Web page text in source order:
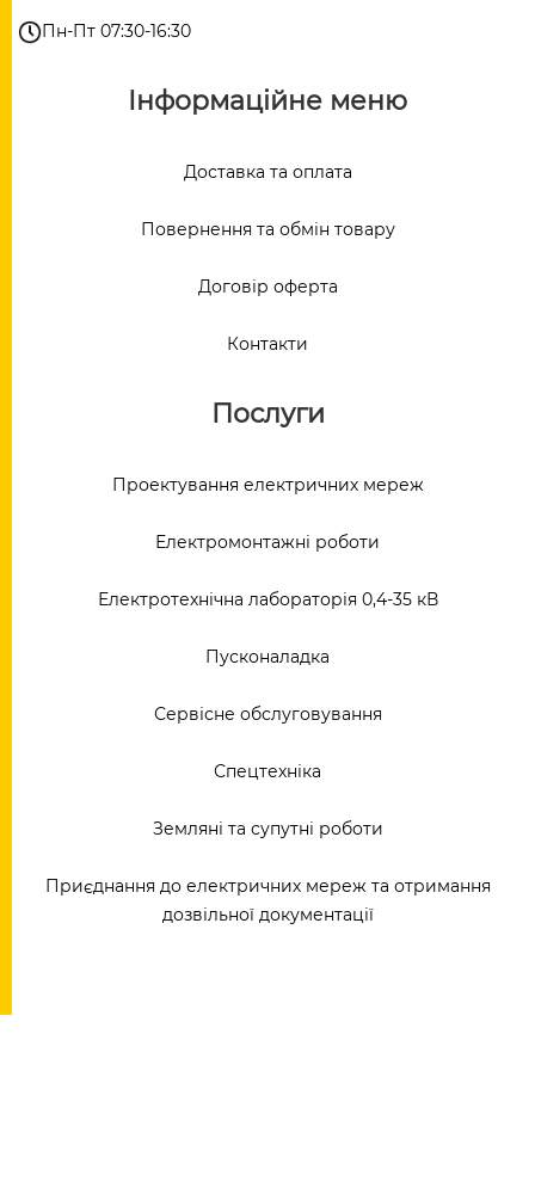
Пн-Пт 07:30-16:30
Інформаційне меню
Доставка та оплата
Повернення та обмін товару
Договір оферта
Контакти
Послуги
Проектування електричних мереж
Електромонтажні роботи
Електротехнічна лабораторія 0,4-35 кВ
Пусконаладка
Сервісне обслуговування
Спецтехніка
Земляні та супутні роботи
Приєднання до електричних мереж та отримання
дозвільної документації